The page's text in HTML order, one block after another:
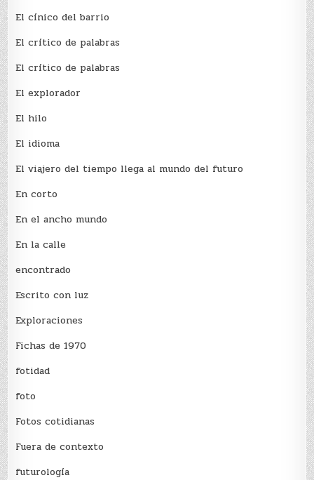
El cínico del barrio
El crí­tico de palabras
El crí­tico de palabras
El explorador
El hilo
El idioma
El viajero del tiempo llega al mundo del futuro
En corto
En el ancho mundo
En la calle
encontrado
Escrito con luz
Exploraciones
Fichas de 1970
fotidad
foto
Fotos cotidianas
Fuera de contexto
futurología